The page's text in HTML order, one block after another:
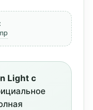
Light с